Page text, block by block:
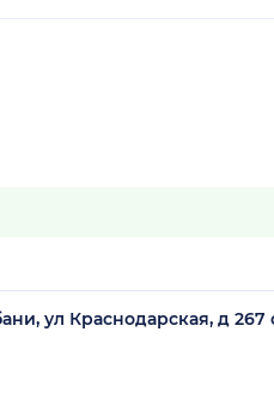
ул Краснодарская, д 267